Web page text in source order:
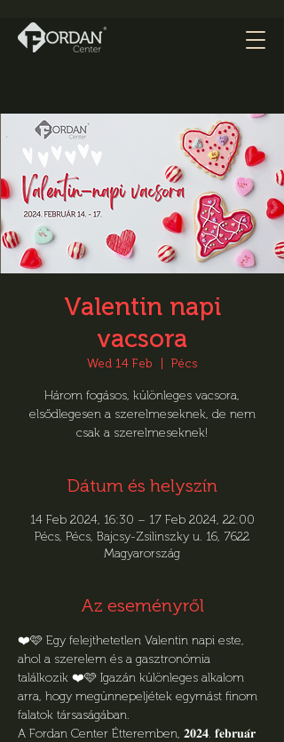
Valentin napi
vacsora
Wed 14 Feb Pécs
Három fogásos, különleges vacsora,
elsődlegesen a szerelmeseknek, de nem
csak a szerelmeseknek!
Dátum és helyszín
14 Feb 2024, 16:30 – 17 Feb 2024, 22:00
Pécs, Pécs, Bajcsy-Zsilinszky u. 16, 7622
Magyarország
Az eseményről
❤️🩷 Egy felejthetetlen Valentin napi este,
ahol a szerelem és a gasztronómia
találkozik ❤️🩷 Igazán különleges alkalom
arra, hogy megünnepeljétek egymást finom
falatok társaságában.
A Fordan Center Étteremben, 𝟐𝟎𝟐𝟒. 𝐟𝐞𝐛𝐫𝐮𝐚́𝐫